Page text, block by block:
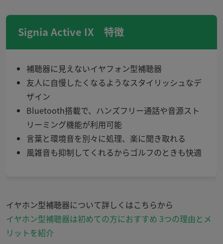
Signia Active IX 特徴
補聴器に見えないイヤフォン型補聴器
友人に自慢したくなるようなスタイリッシュなデ
ザイン
Bluetooth搭載で、ハンズフリー通話や音源スト
リーミング機能が利用可能
言葉と環境音を別々に処理、楽に聞き取れる
風雑音も抑制してくれるからゴルフのときも快適
イヤホン型補聴器について詳しくはこちらから
イヤホン型補聴器は初めての方におすすめ 3つの理由とメ
リットを紹介